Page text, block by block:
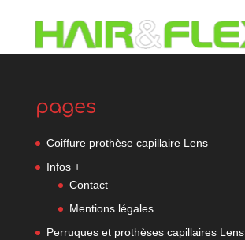
pages
Coiffure prothèse capillaire Lens
Infos +
Contact
Mentions légales
Perruques et prothèses capillaires Lens